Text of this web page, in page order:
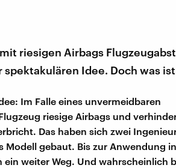
riesigen Airbags
Idee. Doch was
Im Falle eines unvermeidbaren
riesige Airbags und
Das haben sich zwei
Modell gebaut. Bis zur Anwendung in
weiter Weg. Und wahrscheinlich